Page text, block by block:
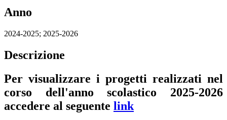
Anno
2024-2025; 2025-2026
Descrizione
Per visualizzare i progetti realizzati nel
corso dell'anno scolastico 2025-2026
accedere al seguente link